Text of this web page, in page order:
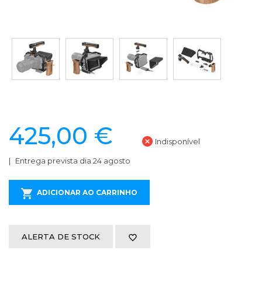
425,00 € Indisponível
Entrega prevista dia 24 agosto
ADICIONAR AO CARRINHO
ALERTA DE STOCK